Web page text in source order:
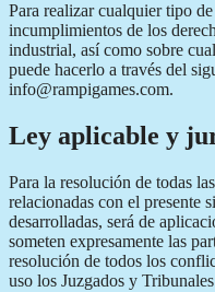
Para realizar cualquier tipo
incumplimientos de los
industrial, así como sobre
puede hacerlo a través del
info@rampigames.com.
Ley aplicable y
Para la resolución de todas
relacionadas con el presente
desarrolladas, será de
someten expresamente las
resolución de todos los
uso los Juzgados y